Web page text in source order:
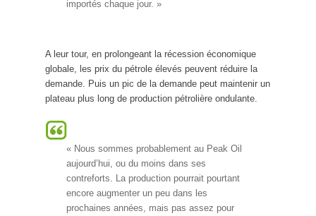
importés chaque jour. »
A leur tour, en prolongeant la récession économique
globale, les prix du pétrole élevés peuvent réduire la
demande. Puis un pic de la demande peut maintenir un
plateau plus long de production pétrolière ondulante.
« Nous sommes probablement au Peak Oil
aujourd’hui, ou du moins dans ses
contreforts. La production pourrait pourtant
encore augmenter un peu dans les
prochaines années, mais pas assez pour